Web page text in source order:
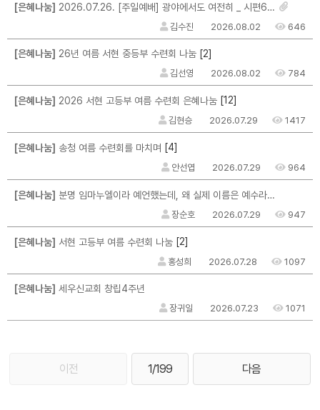
[은혜나눔] 2026.07.26. [주일예배] 광야에서도 여전히 _ 시편63편 _ 마크최 목사님
김수진 2026.08.02 646
[은혜나눔] 26년 여름 서현 중등부 수련회 나눔 [2]
김선영 2026.08.02 784
[은혜나눔] 2026 서현 고등부 여름 수련회 은혜나눔 [12]
김현승 2026.07.29 1417
[은혜나눔] 송청 여름 수련회를 마치며 [4]
안선엽 2026.07.29 964
[은혜나눔] 분명 임마누엘이라 예언했는데, 왜 실제 이름은 예수라고 지었을까?
장순호 2026.07.29 947
[은혜나눔] 서현 고등부 여름 수련회 나눔 [2]
홍성희 2026.07.28 1097
[은혜나눔] 세우신교회 창립4주년
장귀일 2026.07.23 1071
이전 1/199 다음